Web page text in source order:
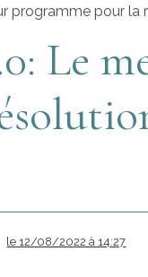
programme pour
Le
le 12/08/2022 à 14:27